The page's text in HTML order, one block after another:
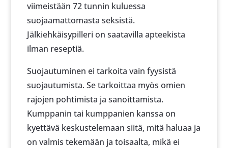
viimeistään 72 tunnin kuluessa
suojaamattomasta seksistä.
Jälkiehkäisypilleri on saatavilla apteekista
ilman reseptiä.
Suojautuminen ei tarkoita vain fyysistä
suojautumista. Se tarkoittaa myös omien
rajojen pohtimista ja sanoittamista.
Kumppanin tai kumppanien kanssa on
kyettävä keskustelemaan siitä, mitä haluaa ja
on valmis tekemään ja toisaalta, mikä ei